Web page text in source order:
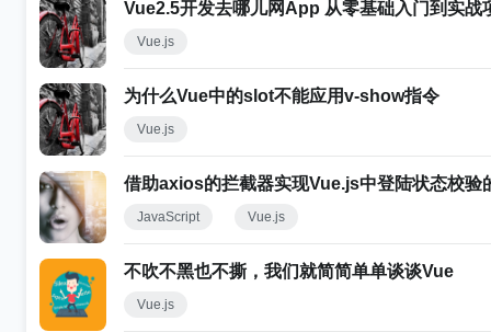
Vue2.5开发去哪儿网App 从零基础入门到实战
Vue.js
为什么Vue中的slot不能应用v-show指令
Vue.js
借助axios的拦截器实现Vue.js中登陆状态校验
JavaScript Vue.js
不吹不黑也不撕，我们就简简单单谈谈Vue
Vue.js